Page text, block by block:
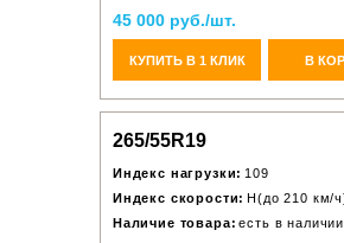
45 000 руб./шт.
КУПИТЬ В 1 КЛИК В
265/55R19
Индекс нагрузки: 109
Индекс скорости: H(до 210 км/
Наличие товара: есть в наличии